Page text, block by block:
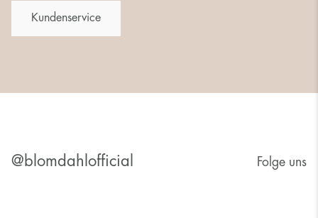
Kundenservice
@blomdahlofficial Folge uns